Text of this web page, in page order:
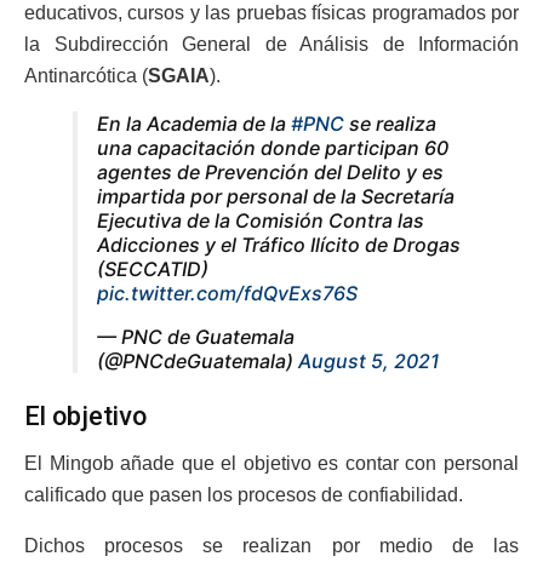
educativos, cursos y las pruebas físicas programados por
la Subdirección General de Análisis de Información
Antinarcótica (SGAIA).
En la Academia de la #PNC se realiza
una capacitación donde participan 60
agentes de Prevención del Delito y es
impartida por personal de la Secretaría
Ejecutiva de la Comisión Contra las
Adicciones y el Tráfico Ilícito de Drogas
(SECCATID)
pic.twitter.com/fdQvExs76S
— PNC de Guatemala
(@PNCdeGuatemala) August 5, 2021
El objetivo
El Mingob añade que el objetivo es contar con personal
calificado que pasen los procesos de confiabilidad.
Dichos procesos se realizan por medio de las